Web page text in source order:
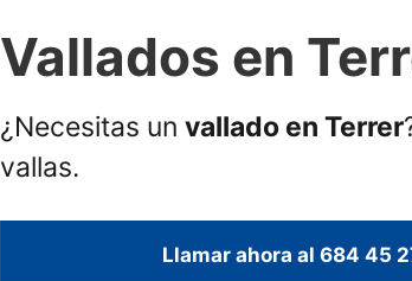
Vallados en
¿Necesitas un vallado en Terrer
vallas.
Llamar ahora al 684 45